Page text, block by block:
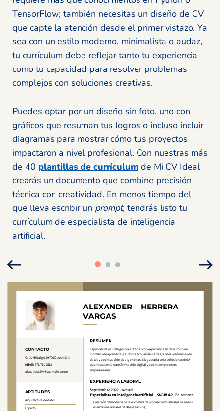
TensorFlow; también necesitas un diseño de CV
que capte la atención desde el primer vistazo. Ya
sea con un estilo moderno, minimalista o audaz,
tu currículum debe reflejar tanto tu experiencia
como tu capacidad para resolver problemas
complejos con soluciones creativas.
Puedes optar por un diseño sin foto, uno con
gráficos que resuman tus logros o incluso incluir
diagramas para mostrar cómo tus proyectos
impactaron a nivel profesional. Con nuestras más
de 40 plantillas de currículum de Mi CV Ideal
crearás un documento que combine precisión
técnica con creatividad. En menos tiempo del
que lleva escribir un prompt, tendrás listo tu
currículum de especialista de inteligencia
artificial.